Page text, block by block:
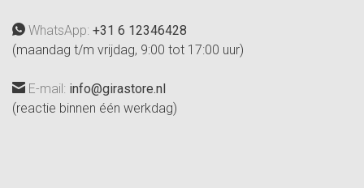
WhatsApp: +31 6 12346428
(maandag t/m vrijdag, 9:00 tot 17:00 uur)
E-mail: info@girastore.nl
(reactie binnen één werkdag)